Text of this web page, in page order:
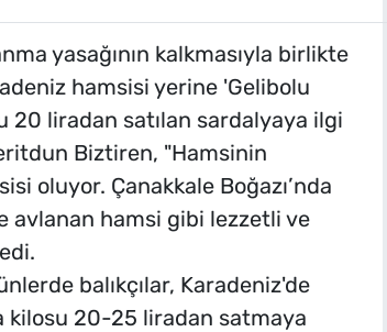
yasağının kalkmasıyla birlikte
hamsisi yerine 'Gelibolu
20 liradan satılan sardalyaya ilgi
Biztiren, "Hamsinin
oluyor. Çanakkale Boğazı’nda
avlanan hamsi gibi lezzetli ve
balıkçılar, Karadeniz'de
kilosu 20-25 liradan satmaya